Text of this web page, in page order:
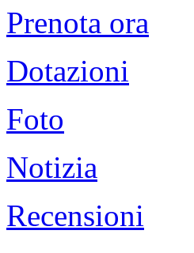
Prenota ora
Dotazioni
Foto
Notizia
Recensioni